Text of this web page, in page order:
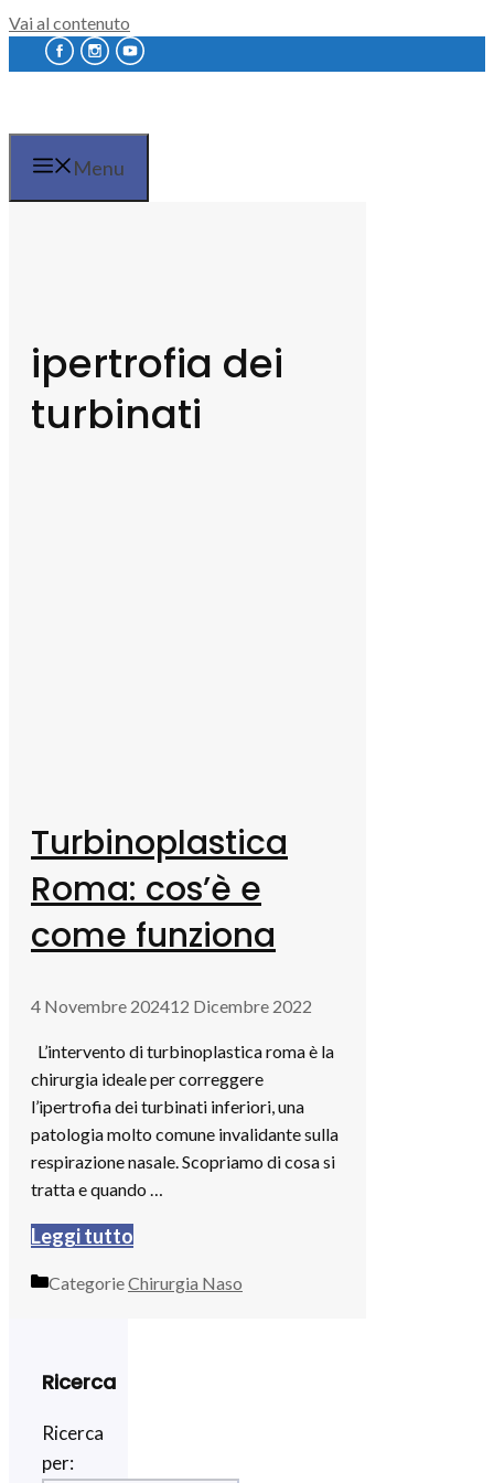
Vai al contenuto
Menu
ipertrofia dei
turbinati
Turbinoplastica
Roma: cos’è e
come funziona
4 Novembre 202412 Dicembre 2022
L’intervento di turbinoplastica roma è la
chirurgia ideale per correggere
l’ipertrofia dei turbinati inferiori, una
patologia molto comune invalidante sulla
respirazione nasale. Scopriamo di cosa si
tratta e quando …
Leggi tutto
CategorieChirurgia Naso
Ricerca
Ricerca
per: